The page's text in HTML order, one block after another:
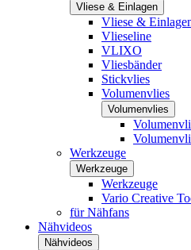
Vliese & Einlagen
Vliese &
Vlieseline
VLIXO
Vliesbänder
Stickvlies
Volumenvlies
Volumenvlies
Werkzeuge
Werkzeuge
Werkzeuge
Vario Creative
für Nähfans
Nähvideos
Nähvideos